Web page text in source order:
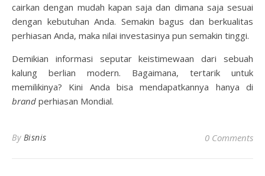
cairkan dengan mudah kapan saja dan dimana saja sesuai
dengan kebutuhan Anda. Semakin bagus dan berkualitas
perhiasan Anda, maka nilai investasinya pun semakin tinggi.
Demikian informasi seputar keistimewaan dari sebuah
kalung berlian modern. Bagaimana, tertarik untuk
memilikinya? Kini Anda bisa mendapatkannya hanya di
brand perhiasan Mondial.
By Bisnis 0 Comments